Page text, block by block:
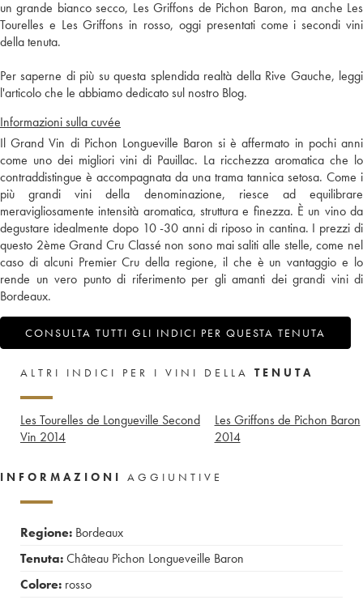
un grande bianco secco, Les Griffons de Pichon Baron, ma anche Les
Tourelles e Les Griffons in rosso, oggi presentati come i secondi vini
della tenuta.
Per saperne di più su questa splendida realtà della Rive Gauche, leggi
l'articolo che le abbiamo dedicato sul nostro Blog.
Informazioni sulla cuvée
Il Grand Vin di Pichon Longueville Baron si è affermato in pochi anni
come uno dei migliori vini di Pauillac. La ricchezza aromatica che lo
contraddistingue è accompagnata da una trama tannica setosa. Come i
più grandi vini della denominazione, riesce ad equilibrare
meravigliosamente intensità aromatica, struttura e finezza. È un vino da
degustare idealmente dopo 10 -30 anni di riposo in cantina. I prezzi di
questo 2ème Grand Cru Classé non sono mai saliti alle stelle, come nel
caso di alcuni Premier Cru della regione, il che è un vantaggio e lo
rende un vero punto di riferimento per gli amanti dei grandi vini di
Bordeaux.
CONSULTA TUTTI GLI INDICI PER QUESTA TENUTA
ALTRI INDICI PER I VINI DELLA TENUTA
Les Tourelles de Longueville Second
Vin 2014
Les Griffons de Pichon Baron
2014
INFORMAZIONI AGGIUNTIVE
Regione: Bordeaux
Tenuta:Château Pichon Longueveille Baron
Colore: rosso